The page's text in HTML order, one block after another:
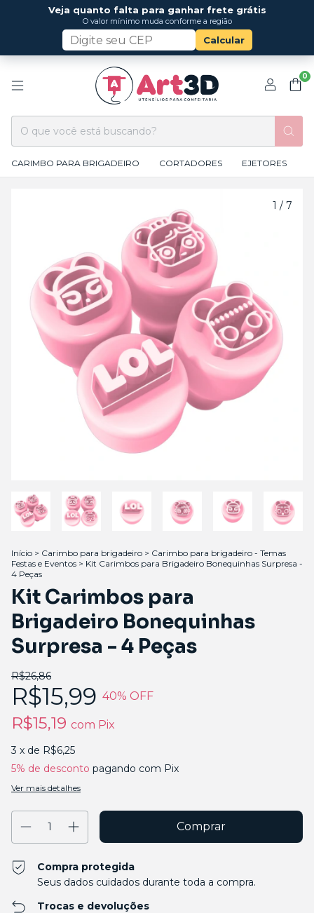
Veja quanto falta para ganhar frete grátis
O valor mínimo muda conforme a região
Calcular
0
CARIMBO PARA BRIGADEIRO CORTADORES EJETORES
1 / 7
Início > Carimbo para brigadeiro > Carimbo para brigadeiro - Temas
Festas e Eventos > Kit Carimbos para Brigadeiro Bonequinhas Surpresa -
4 Peças
Kit Carimbos para
Brigadeiro Bonequinhas
Surpresa - 4 Peças
R$26,86
R$15,99 40% OFF
R$15,19 com Pix
3 x de R$6,25
5% de desconto pagando com Pix
Ver mais detalhes
Compra protegida
Seus dados cuidados durante toda a compra.
Trocas e devoluções